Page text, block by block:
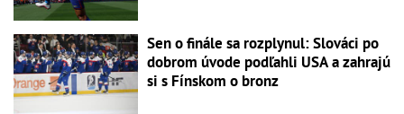
Sen o finále sa rozplynul: Slováci po
dobrom úvode podľahli USA a zahrajú
si s Fínskom o bronz